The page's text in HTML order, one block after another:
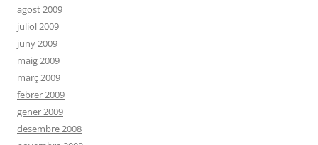
agost 2009
juliol 2009
juny 2009
maig 2009
març 2009
febrer 2009
gener 2009
desembre 2008